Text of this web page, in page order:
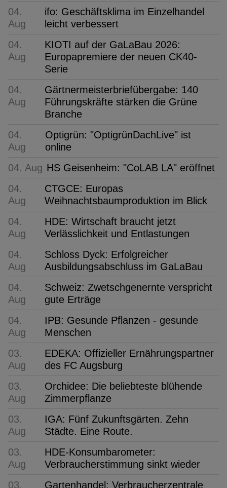
04.
Aug
ifo: Geschäftsklima im Einzelhandel
leicht verbessert
04.
Aug
KIOTI auf der GaLaBau 2026:
Europapremiere der neuen CK40-
Serie
04.
Aug
Gärtnermeisterbriefübergabe: 140
Führungskräfte stärken die Grüne
Branche
04.
Aug
Optigrün: "OptigrünDachLive" ist
online
04. Aug HS Geisenheim: "CoLAB LA" eröffnet
04.
Aug
CTGCE: Europas
Weihnachtsbaumproduktion im Blick
04.
Aug
HDE: Wirtschaft braucht jetzt
Verlässlichkeit und Entlastungen
04.
Aug
Schloss Dyck: Erfolgreicher
Ausbildungsabschluss im GaLaBau
04.
Aug
Schweiz: Zwetschgenernte verspricht
gute Erträge
04.
Aug
IPB: Gesunde Pflanzen - gesunde
Menschen
03.
Aug
EDEKA: Offizieller Ernährungspartner
des FC Augsburg
03.
Aug
Orchidee: Die beliebteste blühende
Zimmerpflanze
03.
Aug
IGA: Fünf Zukunftsgärten. Zehn
Städte. Eine Route.
03.
Aug
HDE-Konsumbarometer:
Verbraucherstimmung sinkt wieder
03.
Gartenhandel: Verbraucherzentrale